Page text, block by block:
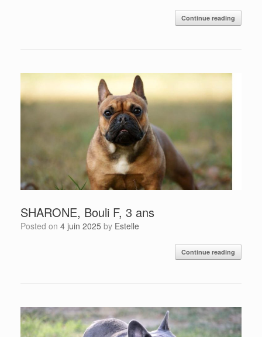
Continue reading
SHARONE, Bouli F, 3 ans
Posted on 4 juin 2025 by Estelle
Continue reading